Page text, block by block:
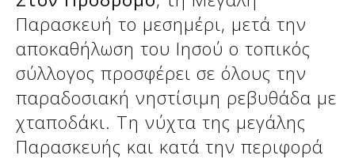
Δείτε μας:
Παρασκευή το μεσημέρι, μετά την
αποκαθήλωση του Ιησού ο τοπικός
σύλλογος προσφέρει σε όλους την
παραδοσιακή νηστίσιμη ρεβυθάδα με
χταποδάκι. Τη νύχτα της μεγάλης
Παρασκευής και κατά την περιφορά